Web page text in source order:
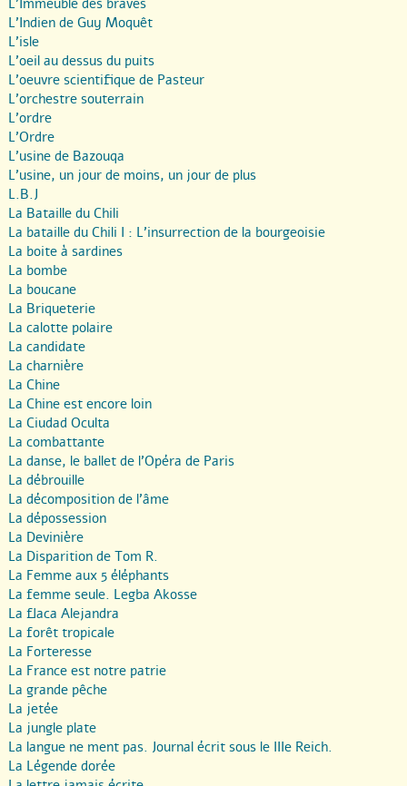
L’Immeuble des braves
L’Indien de Guy Moquêt
L’isle
L’oeil au dessus du puits
L’oeuvre scientifique de Pasteur
L’orchestre souterrain
L’ordre
L’Ordre
L’usine de Bazouqa
L’usine, un jour de moins, un jour de plus
L.B.J
La Bataille du Chili
La bataille du Chili I : L’insurrection de la bourgeoisie
La boite à sardines
La bombe
La boucane
La Briqueterie
La calotte polaire
La candidate
La charnière
La Chine
La Chine est encore loin
La Ciudad Oculta
La combattante
La danse, le ballet de l’Opéra de Paris
La débrouille
La décomposition de l’âme
La dépossession
La Devinière
La Disparition de Tom R.
La Femme aux 5 éléphants
La femme seule. Legba Akosse
La flaca Alejandra
La forêt tropicale
La Forteresse
La France est notre patrie
La grande pêche
La jetée
La jungle plate
La langue ne ment pas. Journal écrit sous le IIIe Reich.
La Légende dorée